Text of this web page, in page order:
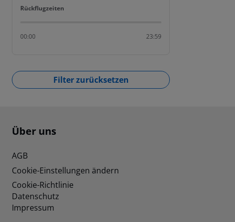
Rückflugzeiten
Rückflugzeiten
00:00 23:59
Filter zurücksetzen
Footer navigation
Über uns
AGB
Cookie-Einstellungen ändern
Cookie-Richtlinie
Datenschutz
Impressum